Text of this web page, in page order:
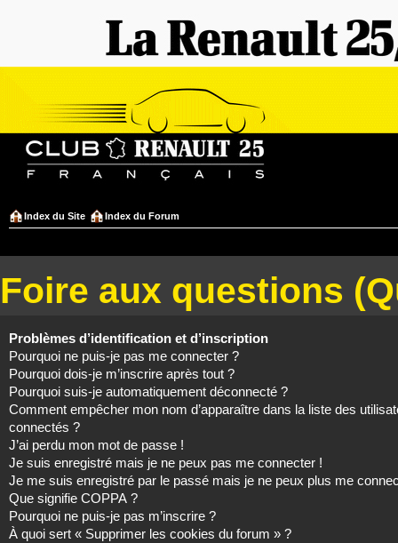
Index du Site Index du Forum
Foire aux questions
Problèmes d’identification et d’inscription
Pourquoi ne puis-je pas me connecter ?
Pourquoi dois-je m’inscrire après tout ?
Pourquoi suis-je automatiquement déconnecté ?
Comment empêcher mon nom d’apparaître dans la liste des
connectés ?
J’ai perdu mon mot de passe !
Je suis enregistré mais je ne peux pas me connecter !
Je me suis enregistré par le passé mais je ne peux plus me
Que signifie COPPA ?
Pourquoi ne puis-je pas m’inscrire ?
À quoi sert « Supprimer les cookies du forum » ?